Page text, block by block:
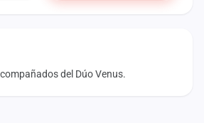
del Dúo Venus.